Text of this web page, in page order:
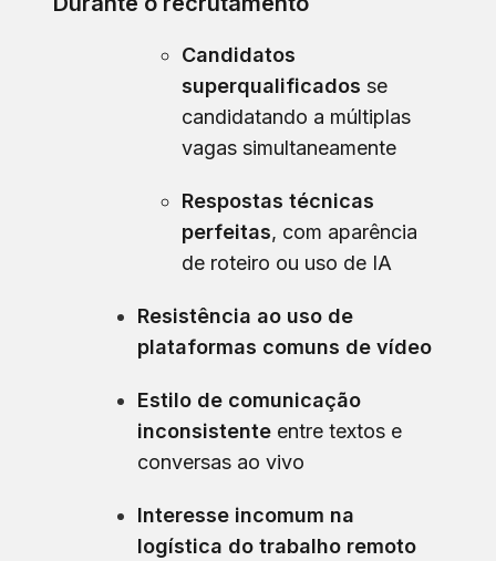
Candidatos
superqualificados se
candidatando a múltiplas
vagas simultaneamente
Respostas técnicas
perfeitas, com aparência
de roteiro ou uso de IA
Resistência ao uso de
plataformas comuns de vídeo
Estilo de comunicação
inconsistente entre textos e
conversas ao vivo
Interesse incomum na
logística do trabalho remoto